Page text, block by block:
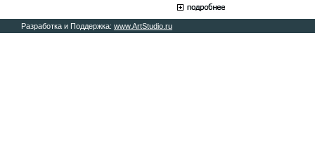
Разработка и Поддержка: www.ArtStudio.ru